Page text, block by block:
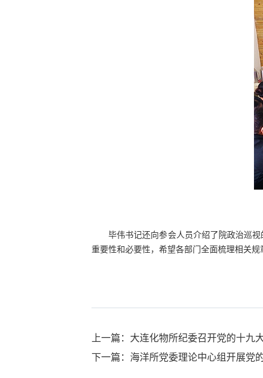
毕伟书记还向参会人员介绍了院政治巡
重要性和必要性，希望各部门全面梳理相关
上一篇：大连化物所纪委召开党的十九
下一篇：海洋所党委理论中心组开展党